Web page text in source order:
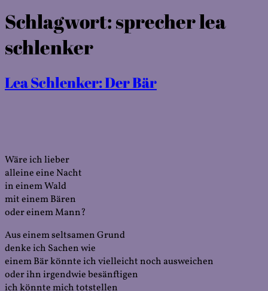
Schlagwort:sprecher lea
schlenker
Lea Schlenker: Der Bär
Wäre ich lieber
alleine eine Nacht
in einem Wald
mit einem Bären
oder einem Mann?
Aus einem seltsamen Grund
denke ich Sachen wie
einem Bär könnte ich vielleicht noch ausweichen
oder ihn irgendwie besänftigen
ich könnte mich totstellen